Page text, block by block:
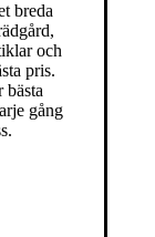
breda
och
pris.
bästa
gång